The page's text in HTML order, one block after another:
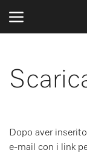
SETTORI
PRODOTTI
Dopo aver
e-mail con i link